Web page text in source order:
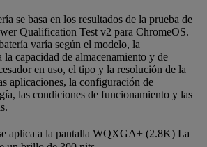
se basa en los resultados de la prueba de
Qualification Test v2 para ChromeOS.
varía según el modelo, la
capacidad de almacenamiento y de
en uso, el tipo y la resolución de la
aplicaciones, la configuración de
las condiciones de funcionamiento y las
aplica a la pantalla WQXGA+ (2.8K) La